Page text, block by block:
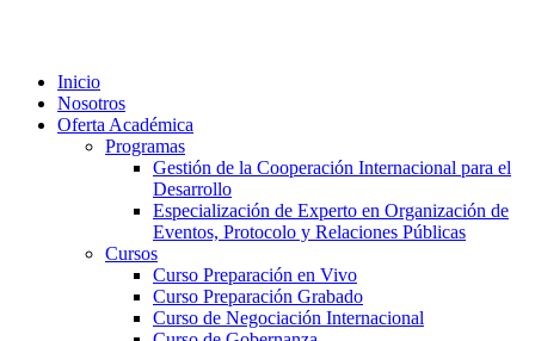
Inicio
Nosotros
Oferta Académica
Programas
Gestión de la Cooperación Internacional para el
Desarrollo
Especialización de Experto en Organización de
Eventos, Protocolo y Relaciones Públicas
Cursos
Curso Preparación en Vivo
Curso Preparación Grabado
Curso de Negociación Internacional